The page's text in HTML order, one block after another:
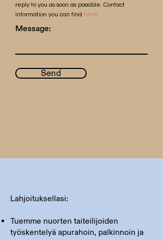
reply to you as soon as possible. Contact
information you can find here.
Message:
Send
Lahjoituksellasi:
Tuemme nuorten taiteilijoiden
työskentelyä apurahoin, palkinnoin ja